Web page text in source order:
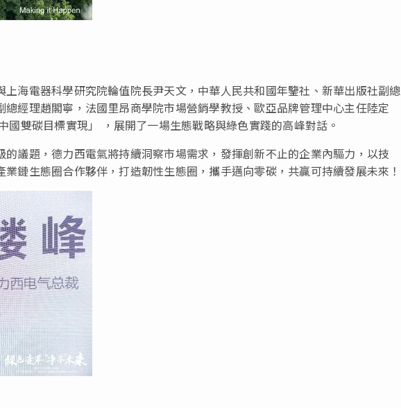
海電器科學研究院輪值院長尹天文，中華人民共和國年鑒社、新華出版社副總
經理趙閣寧，法國里昂商學院市場營銷學教授、歐亞品牌管理中心主任陸定
國雙碳目標實現 」
，展開了一場生態戰略與綠色實踐的高峰對話。
議題，德力西電氣將持續洞察市場需求，發揮創新不止的企業內驅力，以技
鏈生態圈合作夥伴，打造韌性生態圈，攜手邁向零碳，共贏可持續發展未來！